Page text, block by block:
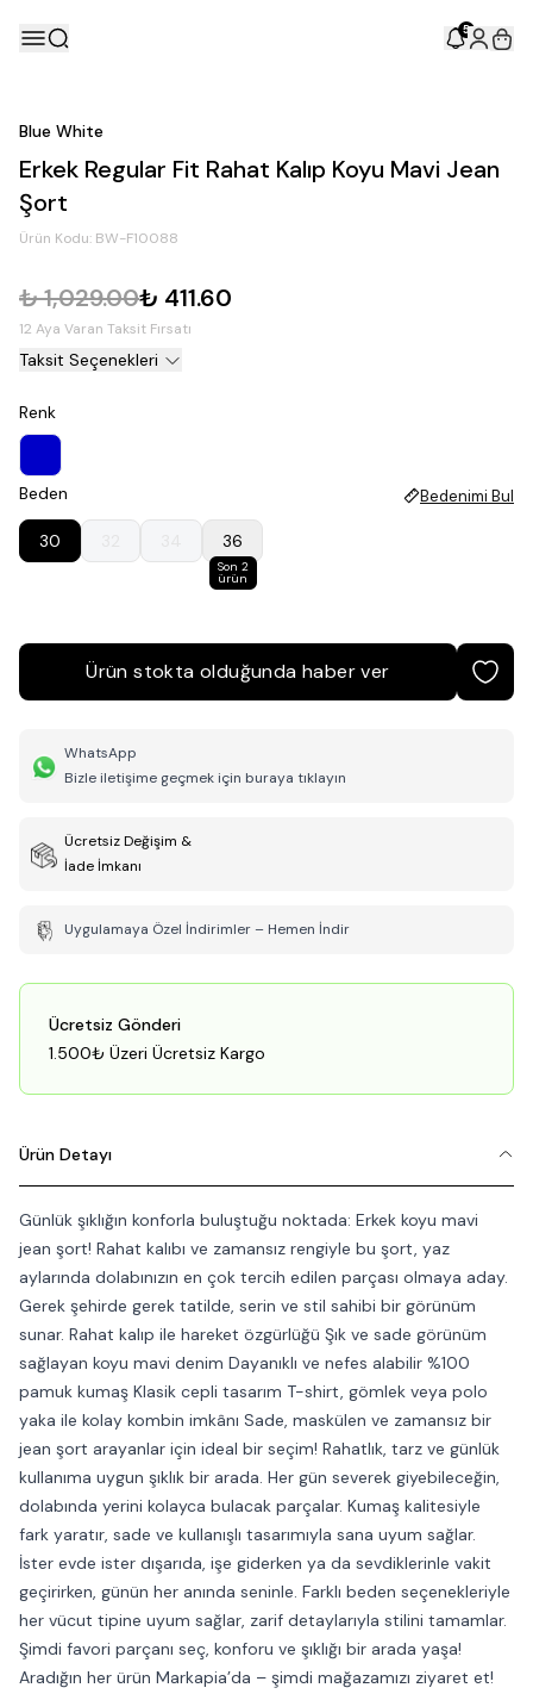
5
Blue White
Erkek Regular Fit Rahat Kalıp Koyu Mavi Jean
Şort
Ürün Kodu: BW-F10088
₺ 1,029.00₺ 411.60
12 Aya Varan Taksit Fırsatı
Taksit Seçenekleri
Renk
Beden Bedenimi Bul
30 36
Son 2
ürün
Ürün stokta olduğunda haber ver
WhatsApp
Bizle iletişime geçmek için buraya tıklayın
Ücretsiz Değişim &
İade İmkanı
Uygulamaya Özel İndirimler – Hemen İndir
Ücretsiz Gönderi
1.500₺ Üzeri Ücretsiz Kargo
Ürün Detayı
Günlük şıklığın konforla buluştuğu noktada: Erkek koyu mavi
jean şort! Rahat kalıbı ve zamansız rengiyle bu şort, yaz
aylarında dolabınızın en çok tercih edilen parçası olmaya aday.
Gerek şehirde gerek tatilde, serin ve stil sahibi bir görünüm
sunar. Rahat kalıp ile hareket özgürlüğü Şık ve sade görünüm
sağlayan koyu mavi denim Dayanıklı ve nefes alabilir %100
pamuk kumaş Klasik cepli tasarım T-shirt, gömlek veya polo
yaka ile kolay kombin imkânı Sade, maskülen ve zamansız bir
jean şort arayanlar için ideal bir seçim! Rahatlık, tarz ve günlük
kullanıma uygun şıklık bir arada. Her gün severek giyebileceğin,
dolabında yerini kolayca bulacak parçalar. Kumaş kalitesiyle
fark yaratır, sade ve kullanışlı tasarımıyla sana uyum sağlar.
İster evde ister dışarıda, işe giderken ya da sevdiklerinle vakit
geçirirken, günün her anında seninle. Farklı beden seçenekleriyle
her vücut tipine uyum sağlar, zarif detaylarıyla stilini tamamlar.
Şimdi favori parçanı seç, konforu ve şıklığı bir arada yaşa!
Aradığın her ürün Markapia’da – şimdi mağazamızı ziyaret et!